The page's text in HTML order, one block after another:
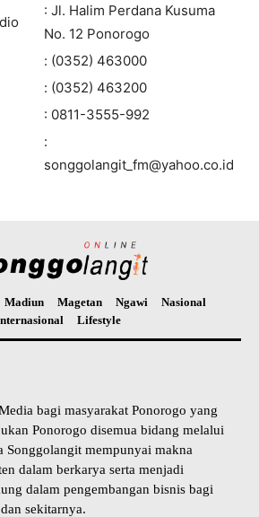
: Jl. Halim Perdana Kusuma
No. 12 Ponorogo
: (0352) 463000
: (0352) 463200
: 0811-3555-992
:
songgolangit_fm@yahoo.co.id
Madiun Magetan Ngawi
Nasional
Lifestyle
bagi masyarakat Ponorogo yang
Ponorogo disemua bidang melalui
Songgolangit mempunyai makna
dalam berkarya serta menjadi
dalam pengembangan bisnis bagi
sekitarnya.